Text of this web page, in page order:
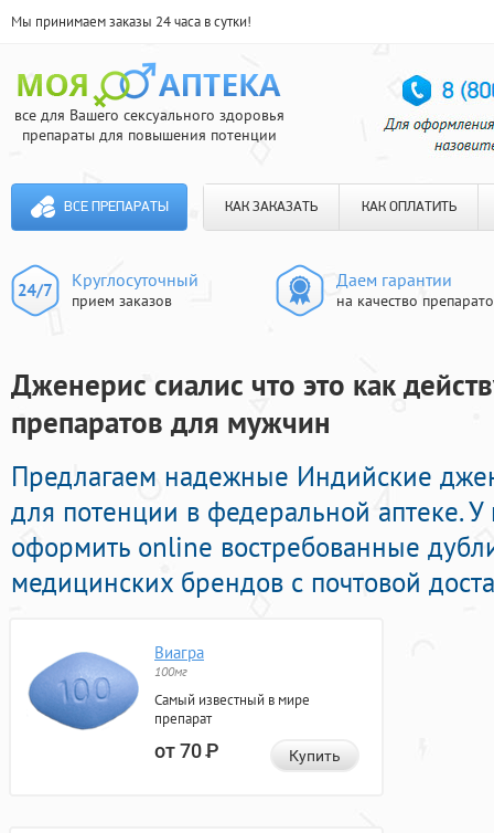
Мы принимаем заказы 24 часа в сутки!
все для Вашего сексуального здоровья
препараты для повышения потенции
ВСЕ ПРЕПАРАТЫ КАК ЗАКАЗАТЬ КАК ОПЛАТИТЬ
Круглосуточный
прием заказов
Даем гарантии
на качество
Дженерис сиалис что это как
препаратов для мужчин
Предлагаем надежные Индийские
для потенции в федеральной аптеке.
оформить online востребованные
медицинских брендов с почтовой
Виагра
100мг
Самый известный в мире
препарат
от 70Р Купить